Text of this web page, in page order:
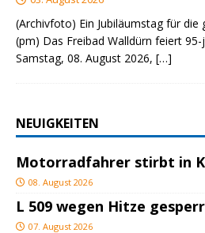
(Archivfoto) Ein Jubiläumstag für die
(pm) Das Freibad Walldürn feiert
Samstag, 08. August 2026, […]
NEUIGKEITEN
Motorradfahrer stirbt in
08. August 2026
L 509 wegen Hitze
07. August 2026